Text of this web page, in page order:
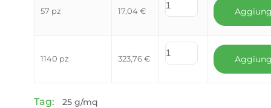
57 pz 17,04€
1140 pz 323,76€
Tag:
25 g/mq